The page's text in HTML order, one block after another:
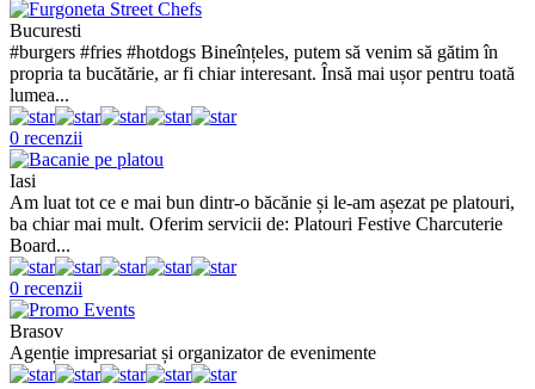
Bucuresti
#burgers #fries #hotdogs Bineînțeles, putem să venim să gătim în
propria ta bucătărie, ar fi chiar interesant. Însă mai ușor pentru toată
lumea...
0 recenzii
Iasi
Am luat tot ce e mai bun dintr-o băcănie și le-am așezat pe platouri,
ba chiar mai mult. Oferim servicii de: Platouri Festive Charcuterie
Board...
0 recenzii
Brasov
Agenție impresariat și organizator de evenimente